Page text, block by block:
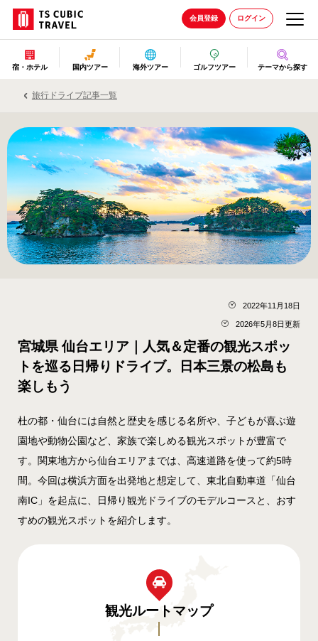
会員登録 ログイン
宿・ホテル 国内ツアー 海外ツアー ゴルフツアー テーマから探す
旅行ドライブ記事一覧
2022年11月18日
2026年5月8日更新
宮城県 仙台エリア｜人気＆定番の観光スポッ
トを巡る日帰りドライブ。日本三景の松島も
楽しもう
杜の都・仙台には自然と歴史を感じる名所や、子どもが喜ぶ遊
園地や動物公園など、家族で楽しめる観光スポットが豊富で
す。関東地方から仙台エリアまでは、高速道路を使って約5時
間。今回は横浜方面を出発地と想定して、東北自動車道「仙台
南IC」を起点に、日帰り観光ドライブのモデルコースと、おす
すめの観光スポットを紹介します。
観光ルートマップ